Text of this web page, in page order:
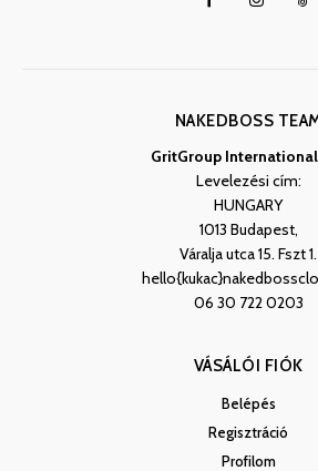
NAKEDBOSS
GritGroup
Levelezési cím:
HUNGARY
1013 Budapest,
Váralja utca 15. Fszt 1.
06 30 722 0203
VÁSÁLÓI FIÓK
Belépés
Regisztráció
Profilom